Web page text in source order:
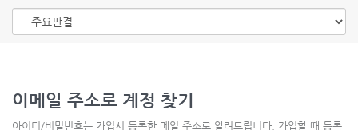
이메일 주소로 계정 찾기
아이디/비밀번호는 가입시 등록한 메일 주소로 알려드립니다. 가입할 때 등록